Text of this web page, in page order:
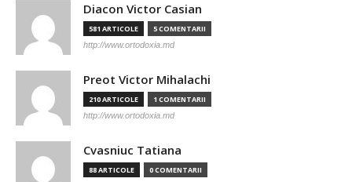
Diacon Victor Casian
581 ARTICOLE 5 COMENTARII
http://www.ortodoxia.md
Preot Victor Mihalachi
210 ARTICOLE 1 COMENTARII
http://www.ortodoxia.md
Cvasniuc Tatiana
88 ARTICOLE 0 COMENTARII